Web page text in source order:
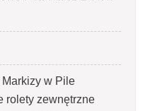
Markizy w Pile
rolety zewnętrzne